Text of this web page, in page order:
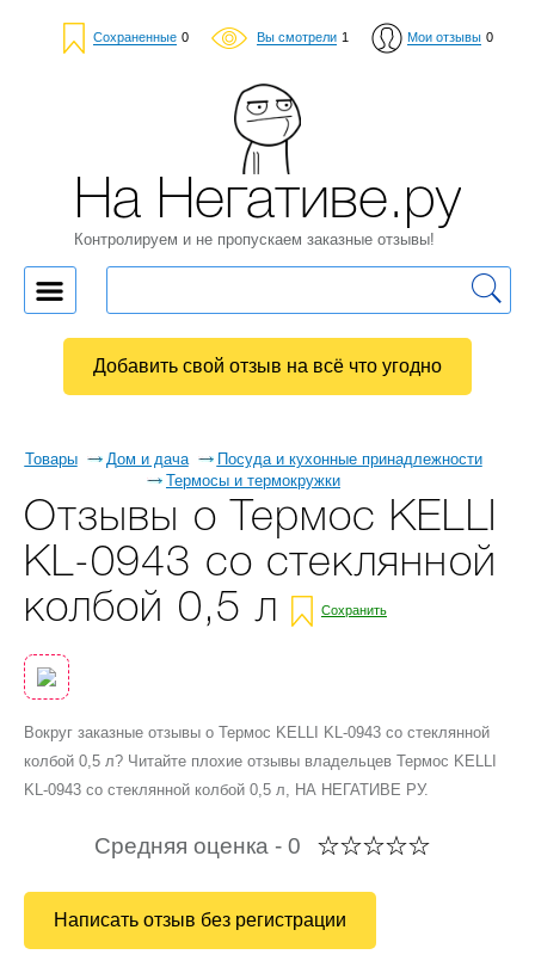
Сохраненные 0 Вы смотрели 1 Мои отзывы 0
Товары Дом и дача
Посуда и кухонные принадлежности
Термосы и термокружки
Отзывы о Термос KELLI
KL-0943 со стеклянной
колбой 0,5 л
Сохранить
Вокруг заказные отзывы о Термос KELLI KL-0943 со стеклянной
колбой 0,5 л? Читайте плохие отзывы владельцев Термос KELLI
KL-0943 со стеклянной колбой 0,5 л, НА НЕГАТИВЕ РУ.
Средняя оценка - 0
Написать отзыв без регистрации
На Негативе.ру
Контролируем и не пропускаем заказные отзывы!
Добавить свой отзыв на всё что угодно